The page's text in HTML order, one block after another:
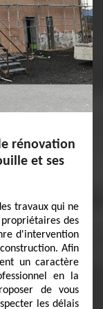
rénovation
et ses
travaux qui ne
des
d'intervention
Afin
un caractère
en la
de vous
les délais